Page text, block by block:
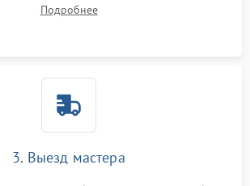
Подробнее
3. Выезд мастера